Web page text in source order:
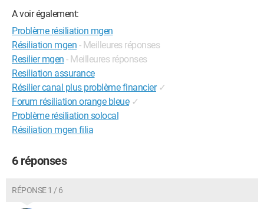
A voir également:
Problème résiliation mgen
Résiliation mgen - Meilleures réponses
Resilier mgen - Meilleures réponses
Resiliation assurance
Résilier canal plus problème financier ✓
Forum résiliation orange bleue ✓
Problème résiliation solocal
Résiliation mgen filia
6 réponses
RÉPONSE 1 / 6